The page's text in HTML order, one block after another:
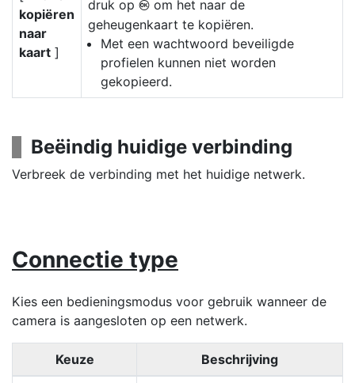
kopiëren
naar
kaart ]
druk op J om het naar de
geheugenkaart te kopiëren.
Met een wachtwoord beveiligde
profielen kunnen niet worden
gekopieerd.
Beëindig huidige verbinding
Verbreek de verbinding met het huidige netwerk.
Connectie type
Kies een bedieningsmodus voor gebruik wanneer de
camera is aangesloten op een netwerk.
Keuze Beschrijving